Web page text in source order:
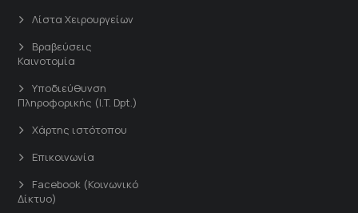
Λίστα Χειρουργείων
Βραβεύσεις
Καινοτομία
Υποδιεύθυνση
Πληροφορικής (I.T. Dpt.)
Χάρτης ιστότοπου
Επικοινωνία
Facebook (Κοινωνικό
Δίκτυο)